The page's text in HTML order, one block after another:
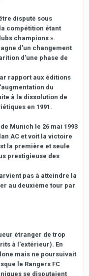
disputé sous
compétition étant
champions ».
d'un changement
d'une phase de
rapport aux éditions
du
à la dissolution de
en 1991.
Munich le 26 mai 1993
AC et voit la victoire
la première et seule
prestigieuse des
pas à atteindre la
au deuxième tour par
étranger de trop
à l'extérieur). En
mais ne poursuivait
le Rangers FC
se disputaient